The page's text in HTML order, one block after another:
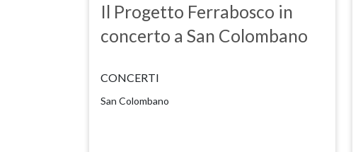
Il Progetto Ferrabosco in
concerto a San Colombano
CONCERTI
San Colombano